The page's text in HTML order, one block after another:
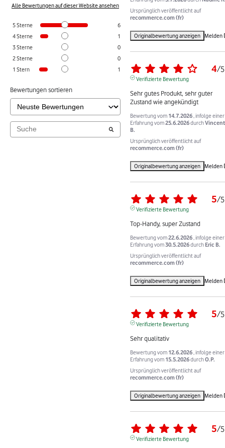
Alle Bewertungen auf dieser Website ansehen
5Sterne
6
4Sterne
1
3Sterne
0
2Sterne
0
1 Stern 1
Bewertungen sortieren
Ursprünglich veröffentlicht auf
recommerce.com (fr)
Originalbewertung anzeigen Melden
4/5
Verifizierte Bewertung
Sehr gutes Produkt, sehr guter
Zustand wie angekündigt
Bewertung vom 14.7.2026 , infolge einer
Erfahrung vom25.6.2026durchVincent
B.
Ursprünglich veröffentlicht auf
recommerce.com (fr)
Originalbewertung anzeigen Melden
5/5
Verifizierte Bewertung
Top-Handy, super Zustand
Bewertung vom22.6.2026 , infolge einer
Erfahrung vom30.5.2026durch Eric B.
Ursprünglich veröffentlicht auf
recommerce.com (fr)
Originalbewertung anzeigen Melden
5/5
Verifizierte Bewertung
Sehr qualitativ
Bewertung vom 12.6.2026 , infolge einer
Erfahrung vom 15.5.2026durchO.P.
Ursprünglich veröffentlicht auf
recommerce.com (fr)
Originalbewertung anzeigen Melden
5/5
Verifizierte Bewertung